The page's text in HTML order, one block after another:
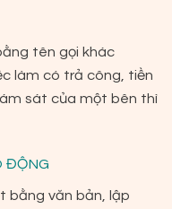
tên gọi khác
làm có trả công, tiền
sát của một bên thì
ĐỘNG
bằng văn bản, lập